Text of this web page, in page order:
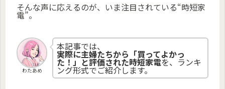
そんな声に応えるのが、いま注目されている“時短家
電”。
わたあめ
本記事では、
実際に主婦たちから「買ってよかっ
た！」と評価された時短家電を、ランキ
ング形式でご紹介します。